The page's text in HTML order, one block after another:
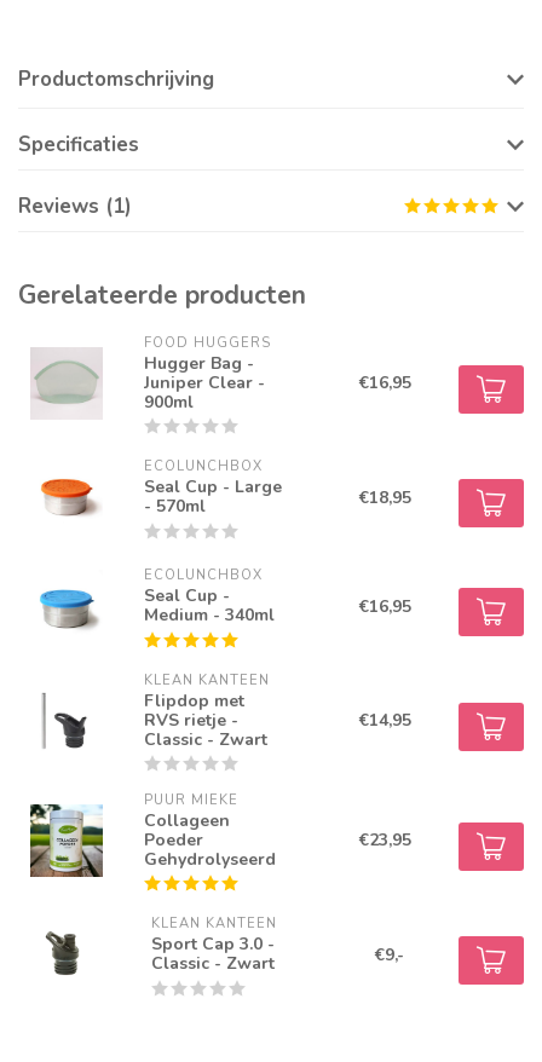
Productomschrijving
Specificaties
Reviews (1)
Gerelateerde producten
FOOD HUGGERS
Hugger Bag -
Juniper Clear -
900ml
€16,95
ECOLUNCHBOX
Seal Cup - Large
- 570ml
€18,95
ECOLUNCHBOX
Seal Cup -
Medium - 340ml
€16,95
KLEAN KANTEEN
Flipdop met
RVS rietje -
Classic - Zwart
€14,95
PUUR MIEKE
Collageen
Poeder
Gehydrolyseerd
€23,95
KLEAN KANTEEN
Sport Cap 3.0 -
Classic - Zwart
€9,-